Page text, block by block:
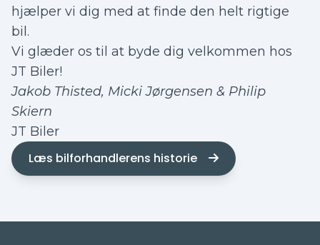
hjælper vi dig med at finde den helt rigtige
bil.
Vi glæder os til at byde dig velkommen hos
JT Biler!
Jakob Thisted, Micki Jørgensen & Philip
Skiern
JT Biler
Læs bilforhandlerens historie